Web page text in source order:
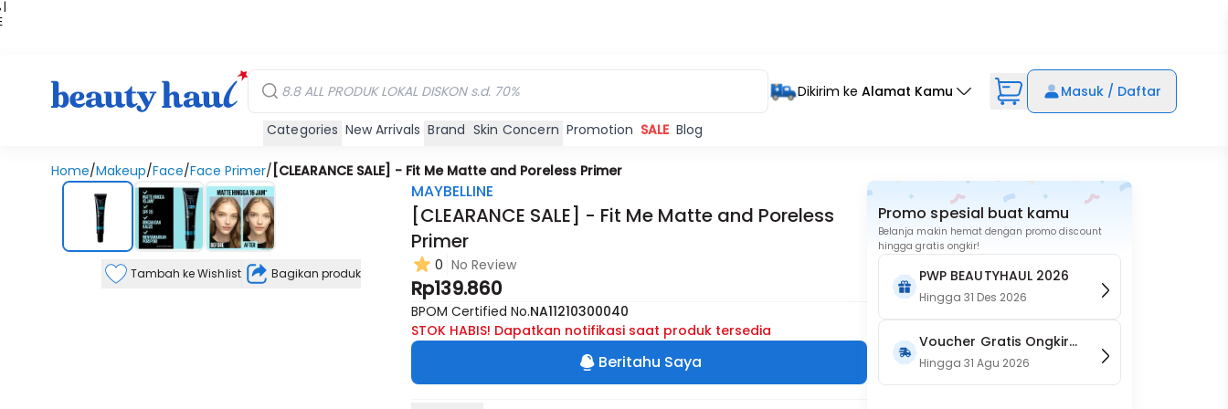
|
Dikirim ke Alamat Kamu Masuk / Daftar
Categories New Arrivals Brand Skin Concern Promotion SALE Blog
Home/Makeup/Face/Face Primer/ [CLEARANCE SALE] - Fit Me Matte and Poreless Primer
Tambah ke Wishlist Bagikan produk
MAYBELLINE
[CLEARANCE SALE] - Fit Me Matte and Poreless
Primer
0 No Review
Rp139.860
BPOM Certified No.NA11210300040
STOK HABIS! Dapatkan notifikasi saat produk tersedia
Beritahu Saya
Promo spesial buat kamu
Belanja makin hemat dengan promo discount
hingga gratis ongkir!
PWP BEAUTYHAUL 2026
Hingga31 Des 2026
Voucher Gratis Ongkir
15RB (Only on Website)
Hingga31 Agu 2026